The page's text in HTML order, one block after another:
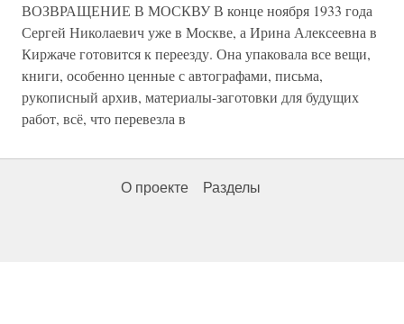
ВОЗВРАЩЕНИЕ В МОСКВУ В конце ноября 1933 года
Сергей Николаевич уже в Москве, а Ирина Алексеевна в
Киржаче готовится к переезду. Она упаковала все вещи,
книги, особенно ценные с автографами, письма,
рукописный архив, материалы-заготовки для будущих
работ, всё, что перевезла в
О проекте Разделы